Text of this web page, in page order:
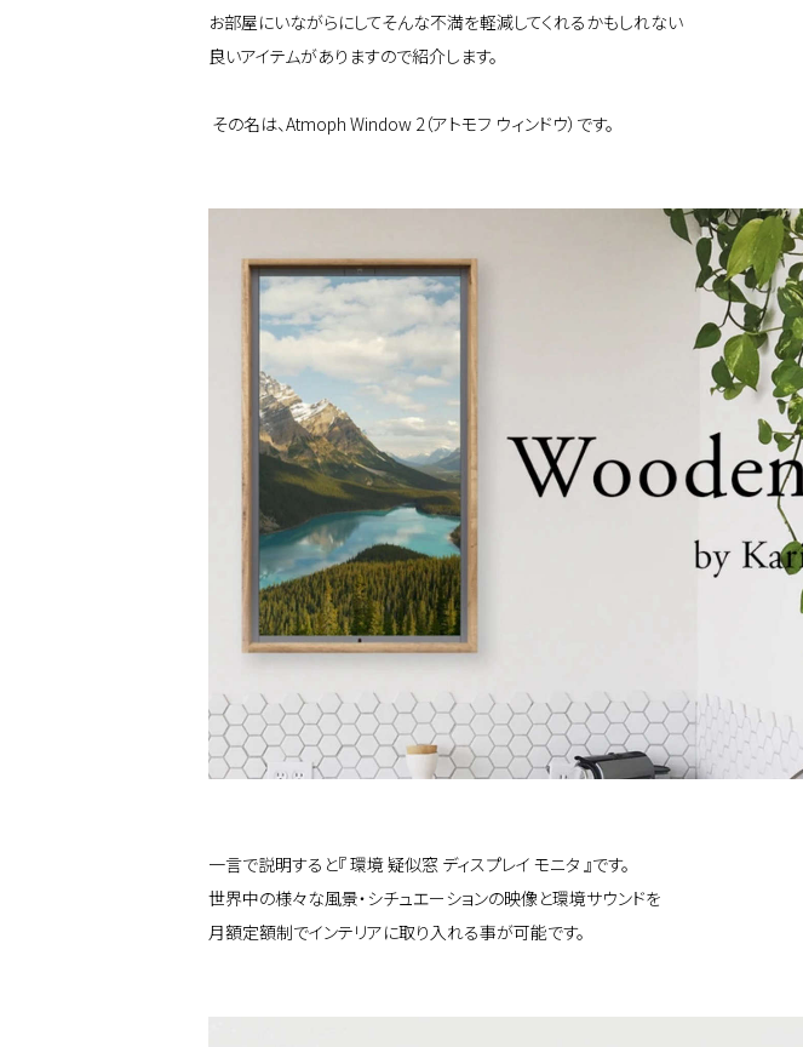
お部屋にいながらにしてそんな不満を軽減してくれるかもしれない
良いアイテムがありますので紹介します。
その名は、Atmoph Window 2（アトモフ ウィンドウ）です。
一言で説明すると『 環境 疑似窓 ディスプレイ モニタ 』です。
世界中の様々な風景・シチュエーションの映像と環境サウンドを
月額定額制でインテリアに取り入れる事が可能です。